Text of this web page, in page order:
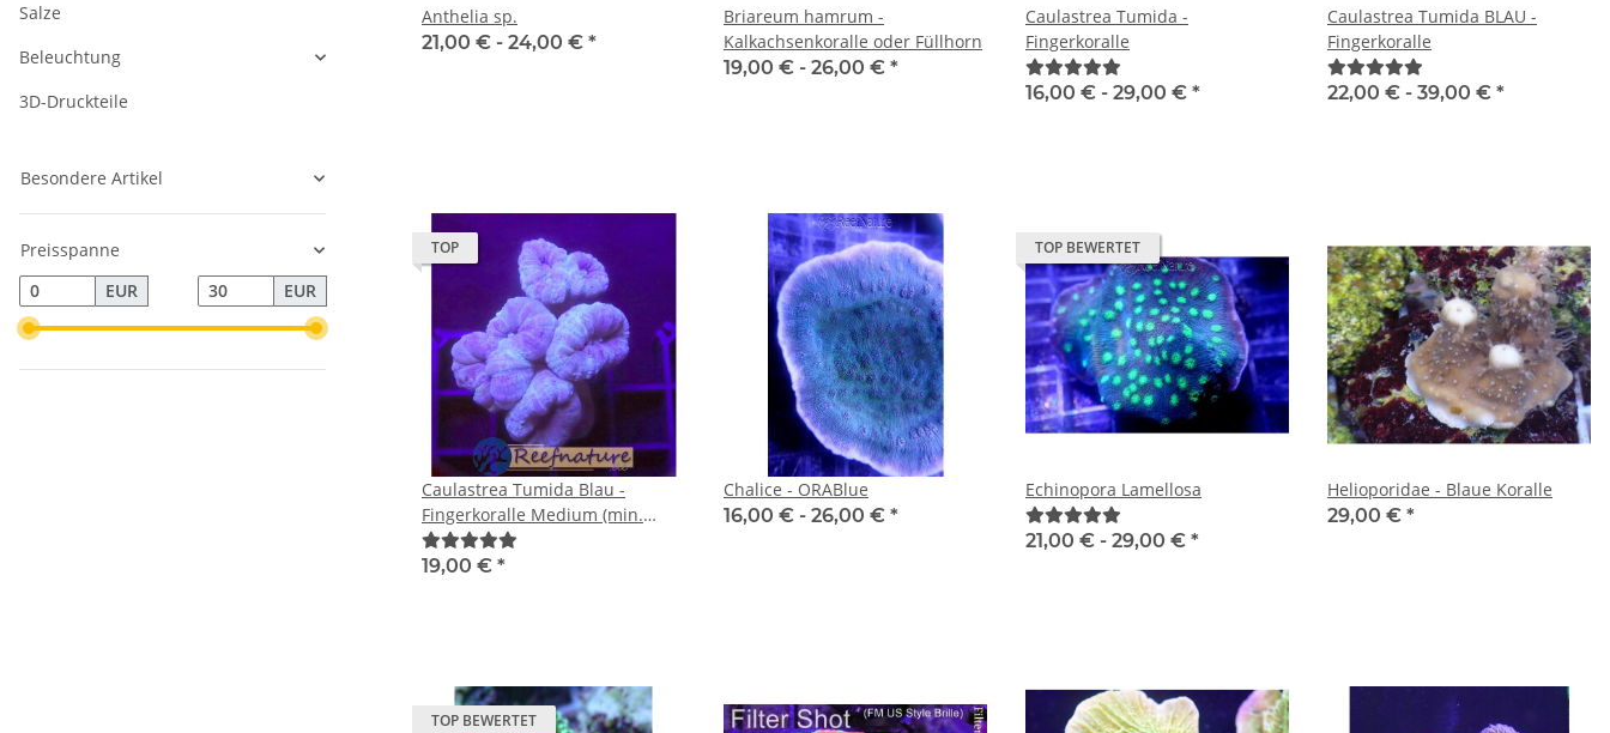
Anthelia sp.
21,00 € - 24,00 € *
Briareum hamrum -
Kalkachsenkoralle oder Füllhorn
19,00 € - 26,00 € *
Caulastrea Tumida -
Fingerkoralle
16,00 € - 29,00 € *
Caulastrea Tumida BLAU -
Fingerkoralle
22,00 € - 39,00 € *
TOP
Caulastrea Tumida Blau -
Fingerkoralle Medium (min.
4Köpfe)
19,00 € *
Chalice - ORABlue
16,00 € - 26,00 € *
TOP BEWERTET
Echinopora Lamellosa
21,00 € - 29,00 € *
Helioporidae - Blaue Koralle
29,00 € *
TOP BEWERTET
Salze
Beleuchtung
3D-Druckteile
Besondere Artikel
Preisspanne
EUR
EUR